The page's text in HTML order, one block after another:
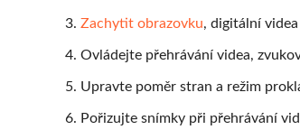
3. Zachytit obrazovku, digitální
4. Ovládejte přehrávání videa,
5. Upravte poměr stran a režim
6. Pořizujte snímky při přehrávání